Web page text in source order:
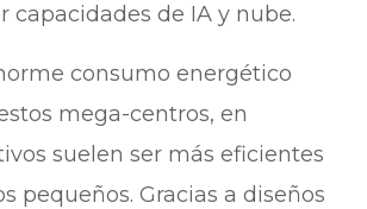
capacidades de IA y nube.
consumo energético
mega-centros, en
suelen ser más eficientes
pequeños. Gracias a diseños